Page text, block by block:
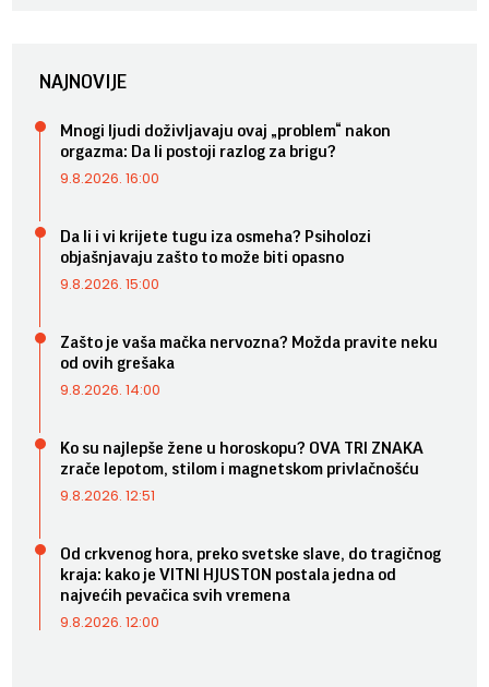
NAJNOVIJE
Mnogi ljudi doživljavaju ovaj „problem“ nakon
orgazma: Da li postoji razlog za brigu?
9.8.2026. 16:00
Da li i vi krijete tugu iza osmeha? Psiholozi
objašnjavaju zašto to može biti opasno
9.8.2026. 15:00
Zašto je vaša mačka nervozna? Možda pravite neku
od ovih grešaka
9.8.2026. 14:00
Ko su najlepše žene u horoskopu? OVA TRI ZNAKA
zrače lepotom, stilom i magnetskom privlačnošću
9.8.2026. 12:51
Od crkvenog hora, preko svetske slave, do tragičnog
kraja: kako je VITNI HJUSTON postala jedna od
najvećih pevačica svih vremena
9.8.2026. 12:00